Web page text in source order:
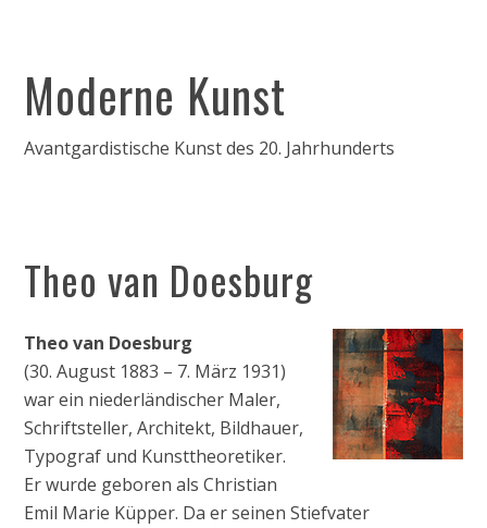
Moderne Kunst
Avantgardistische Kunst des 20. Jahrhunderts
Theo van Doesburg
Theo van Doesburg
(30. August 1883 – 7. März 1931)
war ein niederländischer Maler,
Schriftsteller, Architekt, Bildhauer,
Typograf und Kunsttheoretiker.
Er wurde geboren als Christian
Emil Marie Küpper. Da er seinen Stiefvater